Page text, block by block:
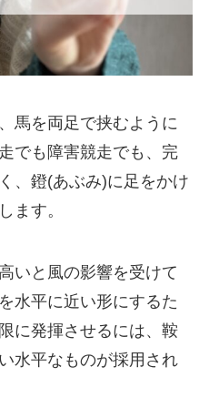
馬を両足で挟むように
でも障害競走でも、完
、鐙(あぶみ)に足をかけ
ます。
いと風の影響を受けて
水平に近い形にするた
に発揮させるには、鞍
水平なものが採用され